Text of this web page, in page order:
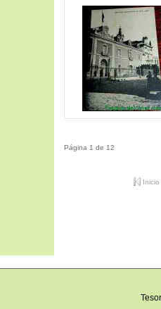
Página 1 de 12
Inicio